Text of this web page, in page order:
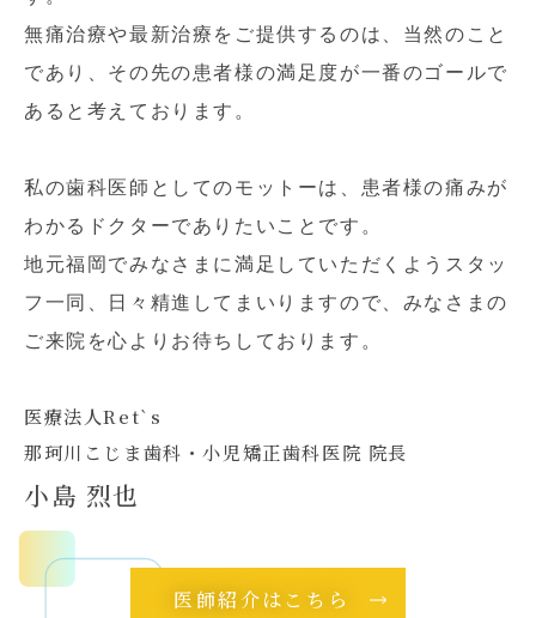
無痛治療や最新治療をご提供するのは、当然のこと
であり、その先の患者様の満足度が一番のゴールで
あると考えております。
私の歯科医師としてのモットーは、患者様の痛みが
わかるドクターでありたいことです。
地元福岡でみなさまに満足していただくようスタッ
フ一同、日々精進してまいりますので、みなさまの
ご来院を心よりお待ちしております。
医療法人Ret`s
那珂川こじま歯科・小児矯正歯科医院 院長
小島 烈也
医師紹介はこちら